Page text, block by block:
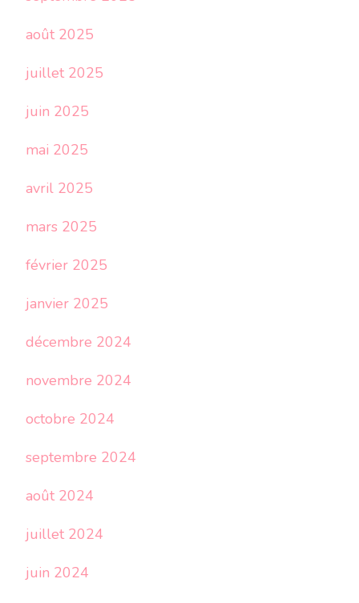
août 2025
juillet 2025
juin 2025
mai 2025
avril 2025
mars 2025
février 2025
janvier 2025
décembre 2024
novembre 2024
octobre 2024
septembre 2024
août 2024
juillet 2024
juin 2024